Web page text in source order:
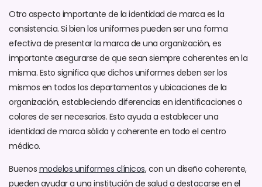
Otro aspecto importante de la identidad de marca es la
consistencia. Si bien los uniformes pueden ser una forma
efectiva de presentar la marca de una organización, es
importante asegurarse de que sean siempre coherentes en la
misma. Esto significa que dichos uniformes deben ser los
mismos en todos los departamentos y ubicaciones de la
organización, estableciendo diferencias en identificaciones o
colores de ser necesarios. Esto ayuda a establecer una
identidad de marca sólida y coherente en todo el centro
médico.
Buenos modelos uniformes clínicos, con un diseño coherente,
pueden ayudar a una institución de salud a destacarse en el